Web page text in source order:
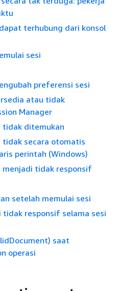
terhubung dari konsol
sesi
preferensi sesi
atau tidak
Manager
tidak ditemukan
tidak secara otomatis
perintah (Windows)
menjadi tidak responsif
setelah memulai sesi
responsif selama sesi
saat
operasi